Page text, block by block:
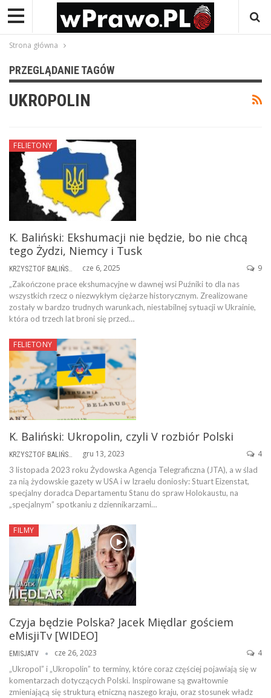
Strona główna
PRZEGLĄDANIE TAGÓW
UKROPOLIN
FELIETONY
K. Baliński: Ekshumacji nie będzie, bo nie chcą
tego Żydzi, Niemcy i Tusk
cze 6, 2025 9
„Zakończone prace ekshumacyjne w dawnej wsi Puźniki to dla nas
wszystkich rzecz o niezwykłym ciężarze historycznym. Zrealizowane
zostały w bardzo trudnych warunkach, niestabilnej sytuacji w Ukrainie,
która od trzech lat broni się przed…
FELIETONY
K. Baliński: Ukropolin, czyli V rozbiór Polski
KRZYSZTOF BALIŃSKI gru 13, 2023 4
3 listopada 2023 roku Żydowska Agencja Telegraficzna (JTA), a w ślad
za nią żydowskie gazety w USA i w Izraelu doniosły: Stuart Eizenstat,
specjalny doradca Departamentu Stanu do spraw Holokaustu, na
„specjalnym” spotkaniu z dziennikarzami…
FILMY
Czyja będzie Polska? Jacek Międlar gościem
eMisjiTv [WIDEO]
EMISJATV cze 26, 2023 4
„Ukropol” i „Ukropolin” to terminy, które coraz częściej pojawiają się w
komentarzach dotyczących Polski. Inspirowane są gwałtownie
zmieniającą się strukturą etniczną naszego kraju, oraz stosunek władz